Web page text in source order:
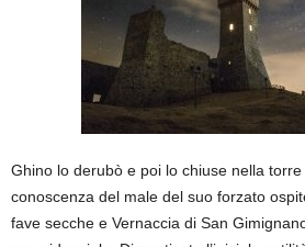
Ghino lo derubò e poi lo chiuse nella
conoscenza del male del suo forzato
fave secche e Vernaccia di San